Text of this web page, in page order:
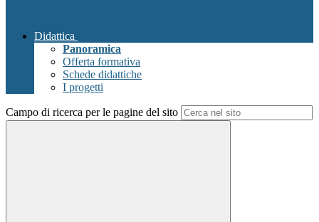
Didattica
Panoramica
Offerta formativa
Schede didattiche
I progetti
Campo di ricerca per le pagine del sito